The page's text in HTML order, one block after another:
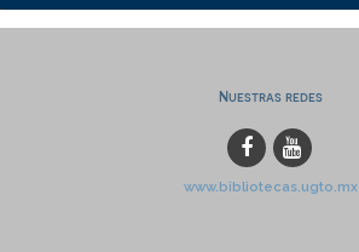
Nuestras redes
www.bibliotecas.ugto.mx